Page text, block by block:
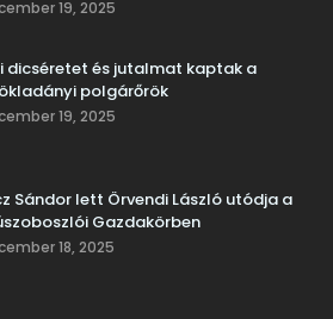
19, 2025
dicséretet és jutalmat kaptak a
polgárőrök
19, 2025
Sándor lett Örvendi László utódja a
Gazdakörben
18, 2025